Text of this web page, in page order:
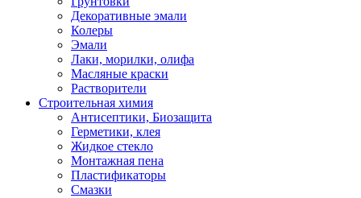
Декоративные эмали
Колеры
Эмали
Лаки, морилки, олифа
Масляные краски
Растворители
Строительная химия
Антисептики, Биозащита
Герметики, клея
Жидкое стекло
Монтажная пена
Пластификаторы
Смазки